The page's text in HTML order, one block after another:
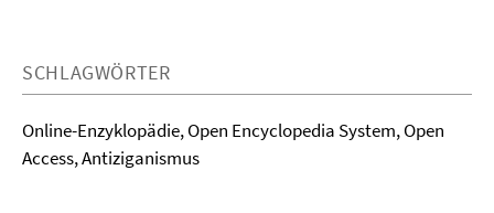
SCHLAGWÖRTER
Online-Enzyklopädie, Open Encyclopedia System, Open
Access, Antiziganismus